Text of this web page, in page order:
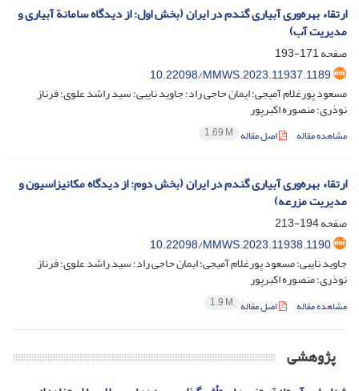
ارتقاء بهره‌وری آبیاری گندم در ایران (بخش اول: از دیدگاه سامانة آبیاری و
مدیریت آب)
صفحه171-193
10.22098/MMWS.2023.11937.1189
مسعود پورغلام آمیجی؛ ایمان حاجی راد؛ جاوید نایبی؛ سید راشد علوی؛ فرناز
نوذری؛ منصوره اکبرپور
مشاهده مقاله اصل مقاله 1.69 M
ارتقاء بهره‌وری آبیاری گندم در ایران (بخش دوم: از دیدگاه مکانیزاسیون و
مدیریت مزرعه)
صفحه194-213
10.22098/MMWS.2023.11938.1190
جاوید نایبی؛ مسعود پورغلام آمیجی؛ ایمان حاجی راد؛ سید راشد علوی؛ فرناز
نوذری؛ منصوره اکبرپور
مشاهده مقاله اصل مقاله 1.9 M
پژوهشی